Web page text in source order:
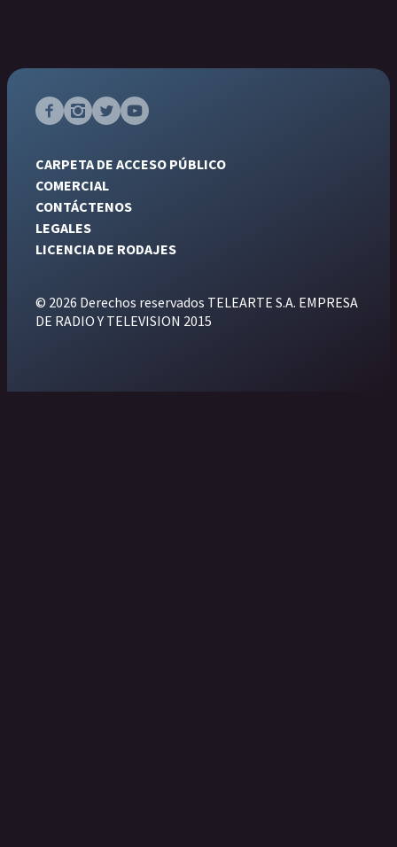
CARPETA DE ACCESO PÚBLICO
COMERCIAL
CONTÁCTENOS
LEGALES
LICENCIA DE RODAJES
© 2026 Derechos reservados TELEARTE S.A. EMPRESA
DE RADIO Y TELEVISION 2015